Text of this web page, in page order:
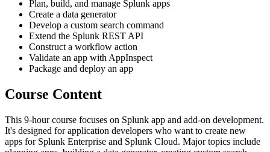
Plan, build, and manage Splunk apps
Create a data generator
Develop a custom search command
Extend the Splunk REST API
Construct a workflow action
Validate an app with AppInspect
Package and deploy an app
Course Content
This 9-hour course focuses on Splunk app and add-on development.
It's designed for application developers who want to create new
apps for Splunk Enterprise and Splunk Cloud. Major topics include